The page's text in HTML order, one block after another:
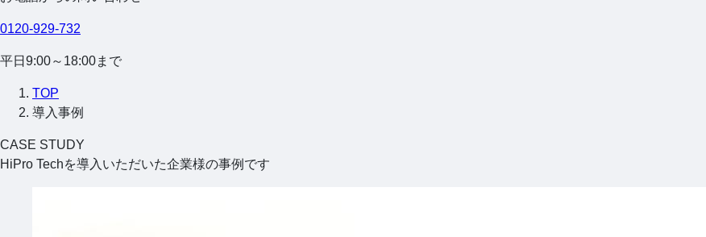
0120-929-732
平日9:00～18:00まで
TOP
導入事例
CASE STUDY
HiPro Techを導入いただいた企業様の事例です